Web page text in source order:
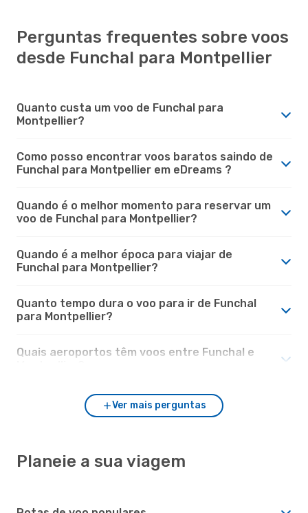
Perguntas frequentes sobre voos
desde Funchal para Montpellier
Quanto custa um voo de Funchal para
Montpellier?
Como posso encontrar voos baratos saindo de
Funchal para Montpellier em eDreams ?
Quando é o melhor momento para reservar um
voo de Funchal para Montpellier?
Quando é a melhor época para viajar de
Funchal para Montpellier?
Quanto tempo dura o voo para ir de Funchal
para Montpellier?
Quais aeroportos têm voos entre Funchal e
Ver mais perguntas
Planeie a sua viagem